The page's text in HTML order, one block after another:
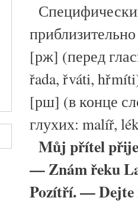
[рж] (перед
řada, řváti,
[рш] (в конце
глухих: malíř,
Můj přítel
— Znám řeku
Pozítří. — Dejte